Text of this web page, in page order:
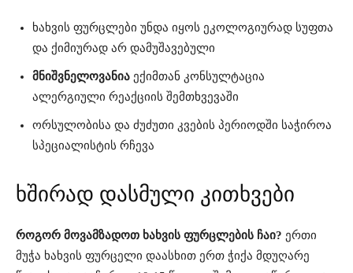
ხახვის ფურცლები უნდა იყოს ეკოლოგიურად სუფთა
და ქიმიურად არ დამუშავებული
მნიშვნელოვანია ექიმთან კონსულტაცია
ალერგიული რეაქციის შემთხვევაში
ორსულობისა და ძუძუთი კვების პერიოდში საჭიროა
სპეციალისტის რჩევა
ხშირად დასმული კითხვები
როგორ მოვამზადოთ ხახვის ფურცლების ჩაი? ერთი
მუჭა ხახვის ფურცელი დაასხით ერთ ჭიქა მდუღარე